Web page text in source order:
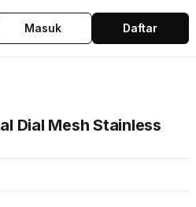
Masuk Daftar
Dial Mesh Stainless